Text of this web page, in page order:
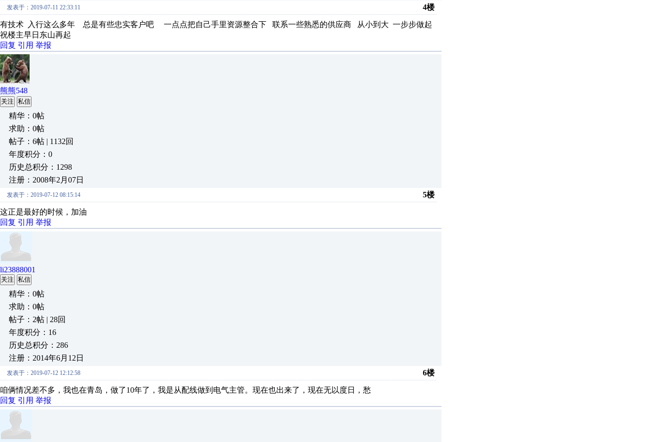
发表于：2019-07-11 22:33:11 4楼
有技术 入行这么多年 总是有些忠实客户吧 一点点把自己手里资源整合下 联系一些熟悉的供应商 从小到大 一步步做起
祝楼主早日东山再起
回复 引用 举报
熊熊548
关注 私信
精华：0帖
求助：0帖
帖子：6帖 | 1132回
年度积分：0
历史总积分：1298
注册：2008年2月07日
发表于：2019-07-12 08:15:14 5楼
这正是最好的时候，加油
回复 引用 举报
li23888001
关注 私信
精华：0帖
求助：0帖
帖子：2帖 | 28回
年度积分：16
历史总积分：286
注册：2014年6月12日
发表于：2019-07-12 12:12:58 6楼
咱俩情况差不多，我也在青岛，做了10年了，我是从配线做到电气主管。现在也出来了，现在无以度日，愁
回复 引用 举报